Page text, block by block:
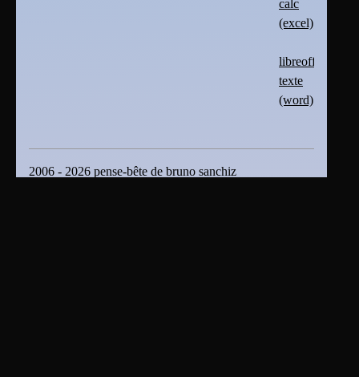
calc
(excel)
libreoffice
texte
(word)
2006 - 2026 pense-bête de bruno sanchiz